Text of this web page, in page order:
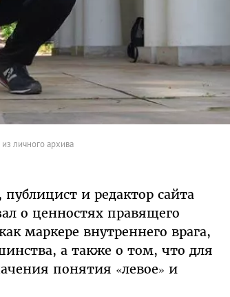
личного архива
и редактор сайта
о ценностях правящего
маркере внутреннего врага,
а также о том, что для
понятия «левое» и